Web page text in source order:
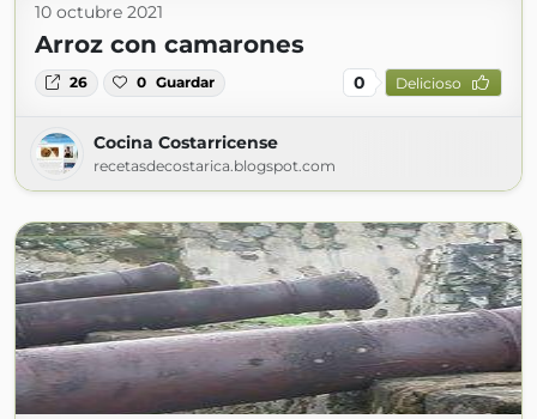
10 octubre 2021
Arroz con camarones
26 0 Guardar 0 Delicioso
Cocina Costarricense
recetasdecostarica.blogspot.com